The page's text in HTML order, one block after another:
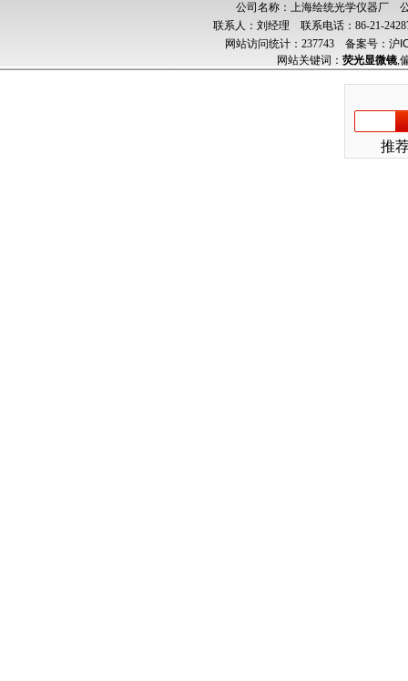
公司名称：上海绘统光学仪器厂
联系人：刘经理 联系电话：86-21-
网站访问统计：237743 备案号：沪
网站关键词： 荧光显微镜,
推